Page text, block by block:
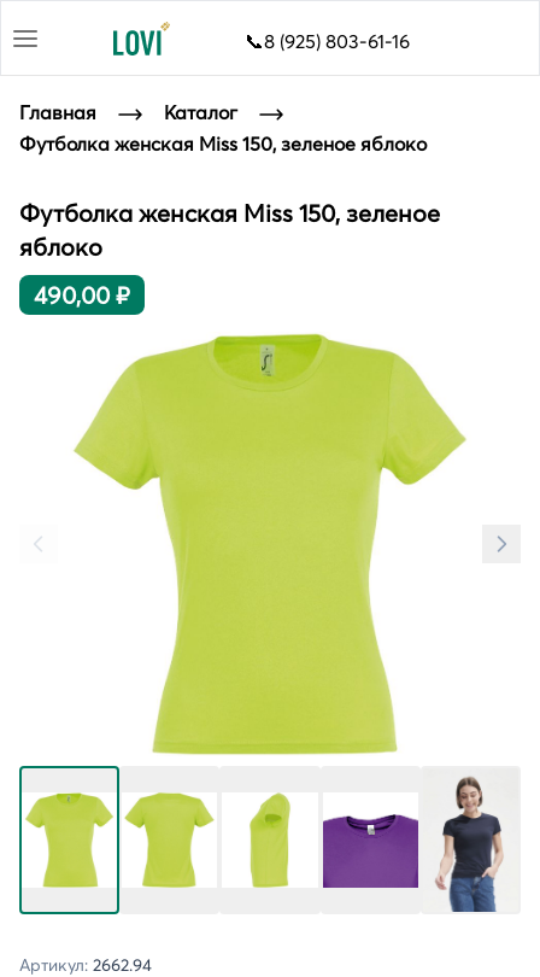
📞8 (925) 803-61-16
Главная
Каталог
Футболка женская Miss 150, зеленое яблоко
Футболка женская Miss 150, зеленое
яблоко
490,00 ₽
Артикул: 2662.94